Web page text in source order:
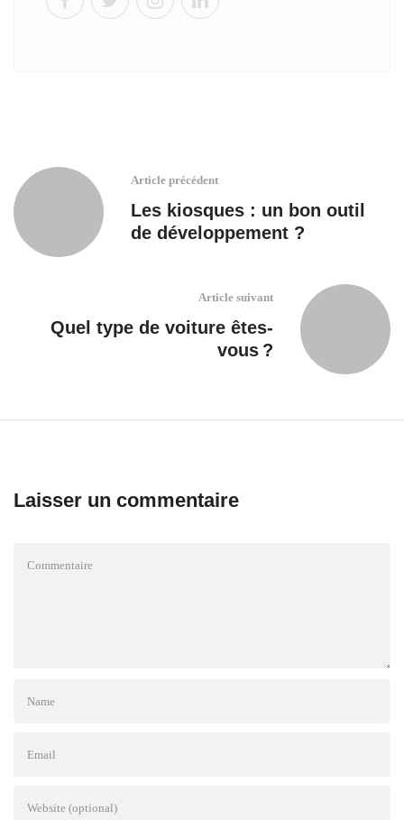
Article précédent
Les kiosques : un bon outil
de développement ?
Article suivant
Quel type de voiture êtes-
vous ?
Laisser un commentaire